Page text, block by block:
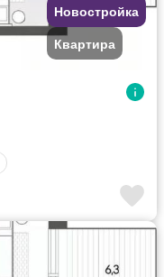
Новостройка
Квартира